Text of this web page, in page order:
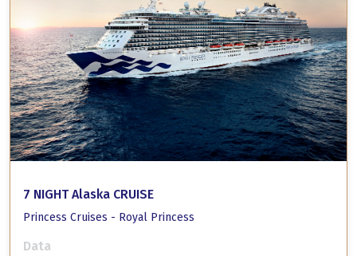
7 NIGHT Alaska CRUISE
Princess Cruises - Royal Princess
Data